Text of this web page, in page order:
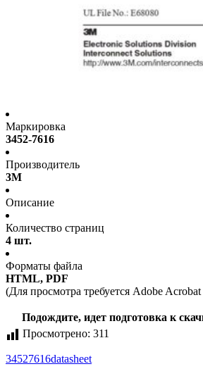
Маркировка
3452-7616
Производитель
3M
Описание
Количество страниц
4 шт.
Форматы файла
HTML, PDF
(Для просмотра требуется Adobe Acrobat
Подождите, идет подготовка к
Просмотрено: 311
34527616datasheet